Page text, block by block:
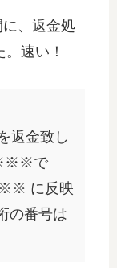
、返金処
速い！
返金致し
で
に反映
の番号は